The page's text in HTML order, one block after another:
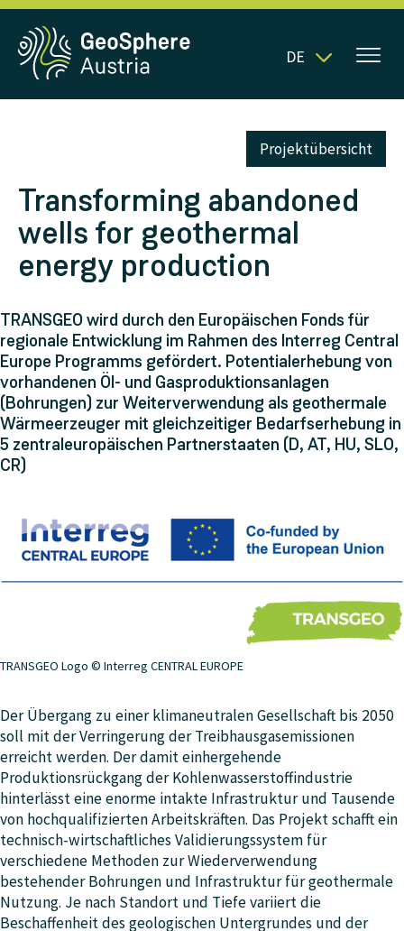
DE
Projektübersicht
Transforming abandoned
wells for geothermal
energy production
TRANSGEO wird durch den Europäischen Fonds für
regionale Entwicklung im Rahmen des Interreg Central
Europe Programms gefördert. Potentialerhebung von
vorhandenen Öl- und Gasproduktionsanlagen
(Bohrungen) zur Weiterverwendung als geothermale
Wärmeerzeuger mit gleichzeitiger Bedarfserhebung in
5 zentraleuropäischen Partnerstaaten (D, AT, HU, SLO,
CR)
TRANSGEO Logo © Interreg CENTRAL EUROPE
Der Übergang zu einer klimaneutralen Gesellschaft bis 2050
soll mit der Verringerung der Treibhausgasemissionen
erreicht werden. Der damit einhergehende
Produktionsrückgang der Kohlenwasserstoffindustrie
hinterlässt eine enorme intakte Infrastruktur und Tausende
von hochqualifizierten Arbeitskräften. Das Projekt schafft ein
technisch-wirtschaftliches Validierungssystem für
verschiedene Methoden zur Wiederverwendung
bestehender Bohrungen und Infrastruktur für geothermale
Nutzung. Je nach Standort und Tiefe variiert die
Beschaffenheit des geologischen Untergrundes und der